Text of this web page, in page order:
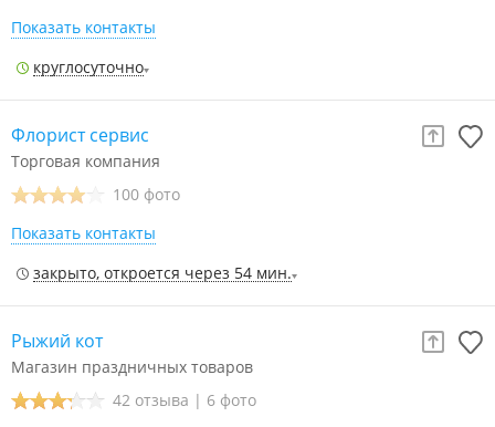
Показать контакты
круглосуточно
Флорист сервис
Торговая компания
100 фото
Показать контакты
закрыто, откроется через 54 мин.
Рыжий кот
Магазин праздничных товаров
42 отзыва | 6 фото